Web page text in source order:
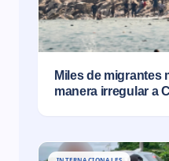
Miles de migrantes
manera irregular a